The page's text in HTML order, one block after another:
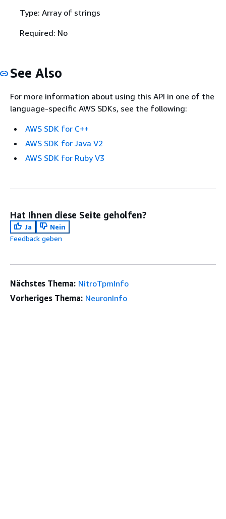
Type: Array of strings
Required: No
See Also
For more information about using this API in one of the
language-specific AWS SDKs, see the following:
AWS SDK for C++
AWS SDK for Java V2
AWS SDK for Ruby V3
Hat Ihnen diese Seite geholfen?
Ja
Nein
Feedback geben
Nächstes Thema: NitroTpmInfo
Vorheriges Thema: NeuronInfo